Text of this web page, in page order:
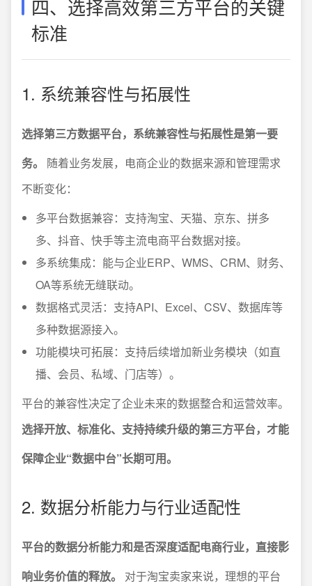
四、选择高效第三方平台的关键
标准
1. 系统兼容性与拓展性
选择第三方数据平台，系统兼容性与拓展性是第一要
务。
随着业务发展，电商企业的数据来源和管理需求
不断变化：
多平台数据兼容：支持淘宝、天猫、京东、拼多
多、抖音、快手等主流电商平台数据对接。
多系统集成：能与企业ERP、WMS、CRM、财务、
OA等系统无缝联动。
数据格式灵活：支持API、Excel、CSV、数据库等
多种数据源接入。
功能模块可拓展：支持后续增加新业务模块（如直
播、会员、私域、门店等）。
平台的兼容性决定了企业未来的数据整合和运营效率。
选择开放、标准化、支持持续升级的第三方平台，才能
保障企业“数据中台”长期可用。
2. 数据分析能力与行业适配性
平台的数据分析能力和是否深度适配电商行业，直接影
响业务价值的释放。
对于淘宝卖家来说，理想的平台